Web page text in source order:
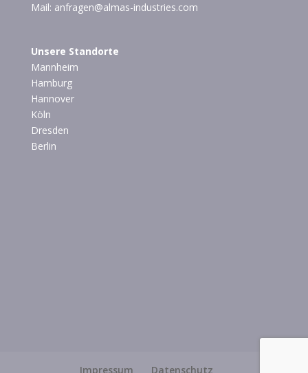
Mail: anfragen@almas-industries.com
Unsere Standorte
Mannheim
Hamburg
Hannover
Köln
Dresden
Berlin
Impressum Datenschutz